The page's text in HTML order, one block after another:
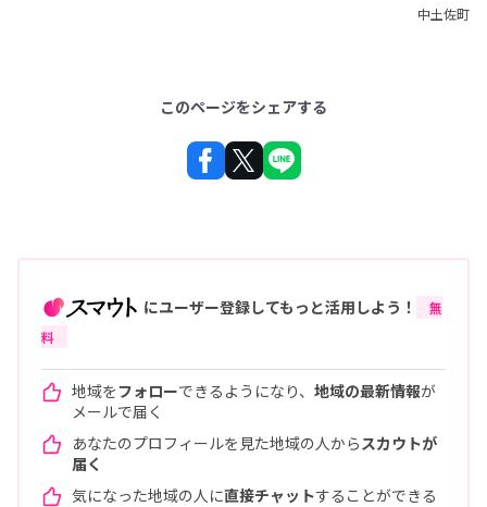
中土佐町
このページをシェアする
にユーザー登録してもっと活用しよう！
無
料
地域をフォローできるようになり、 地域の最新情報が
メールで届く
あなたのプロフィールを見た地域の人から スカウトが
届く
気になった地域の人に直接チャットすることができる